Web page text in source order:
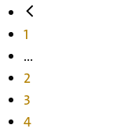
1
...
2
3
4